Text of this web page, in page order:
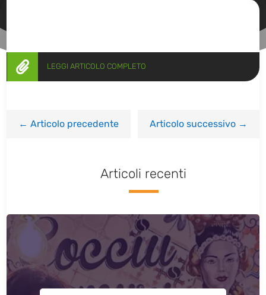
 LEGGI ARTICOLO COMPLETO
←Articolo precedente Articolo successivo→
Articoli recenti